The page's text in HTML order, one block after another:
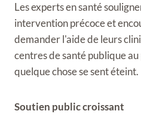
Les experts en santé
intervention précoce et
demander l'aide de leurs
centres de santé publique
quelque chose se sent éteint.
Soutien public croissant